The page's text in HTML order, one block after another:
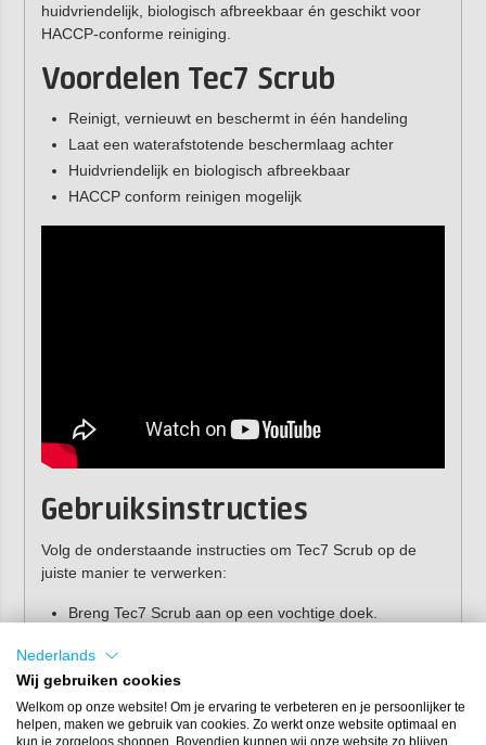
huidvriendelijk, biologisch afbreekbaar én geschikt voor
HACCP-conforme reiniging.
Voordelen Tec7 Scrub
Reinigt, vernieuwt en beschermt in één handeling
Laat een waterafstotende beschermlaag achter
Huidvriendelijk en biologisch afbreekbaar
HACCP conform reinigen mogelijk
Gebruiksinstructies
Volg de onderstaande instructies om Tec7 Scrub op de
juiste manier te verwerken:
Breng Tec7 Scrub aan op een vochtige doek.
Drukkend wrijven naar noodzaak.
Spoel het oppervlak af met zuiver water.
Droog het oppervlak met een schonemicrovezeldoek.
Nederlands
Wij gebruiken cookies
Welkom op onze website! Om je ervaring te verbeteren en je persoonlijker te
helpen, maken we gebruik van cookies. Zo werkt onze website optimaal en